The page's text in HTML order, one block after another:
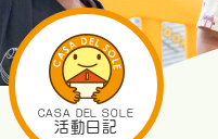
CASA DEL SOLE
活動日記